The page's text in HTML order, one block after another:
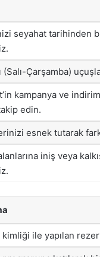
seyahat tarihinden
(Salı-Çarşamba)
kampanya ve
edin.
esnek tutarak
iniş veya
kimliği ile yapılan